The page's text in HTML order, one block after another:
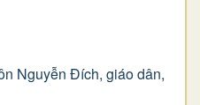
Nguyễn Ðích, giáo dân,